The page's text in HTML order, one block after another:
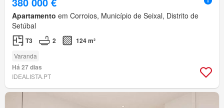
Apartamento em Corroios, Município de Seixal, Distrito de
Setúbal
T3 2 124 m²
Varanda
Há 27 dias
IDEALISTA.PT